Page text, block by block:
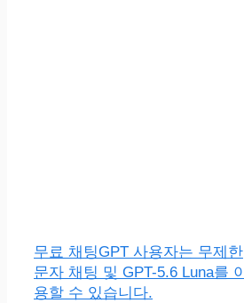
무료 채팅GPT 사용자는 무제한
문자 채팅 및 GPT-5.6 Luna를 이
용할 수 있습니다.